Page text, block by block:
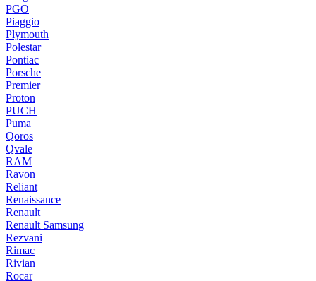
PGO
Piaggio
Plymouth
Polestar
Pontiac
Porsche
Premier
Proton
PUCH
Puma
Qoros
Qvale
RAM
Ravon
Reliant
Renaissance
Renault
Renault Samsung
Rezvani
Rimac
Rivian
Rocar